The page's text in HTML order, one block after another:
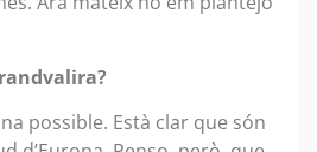
possible. Està clar que són